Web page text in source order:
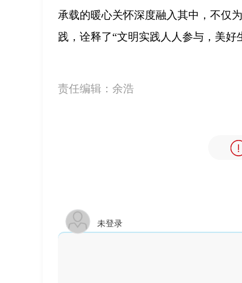
承载的暖心关怀深度融入其中，不仅
践，诠释了“文明实践人人参与，美好
责任编辑： 余浩
未登录